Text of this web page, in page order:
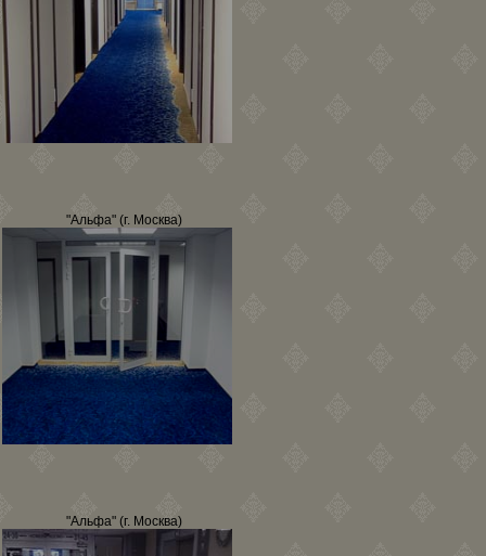
"Альфа" (г. Москва)
"Альфа" (г. Москва)